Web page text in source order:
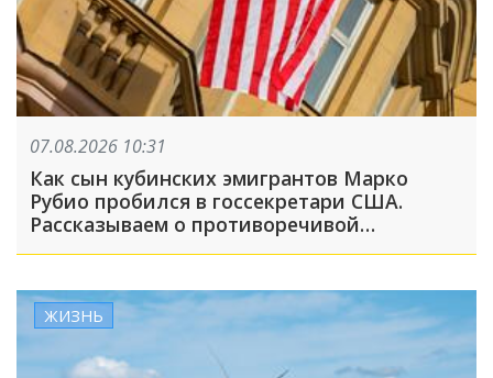
07.08.2026 10:31
Как сын кубинских эмигрантов Марко
Рубио пробился в госсекретари США.
Рассказываем о противоречивой
ЖИЗНЬ